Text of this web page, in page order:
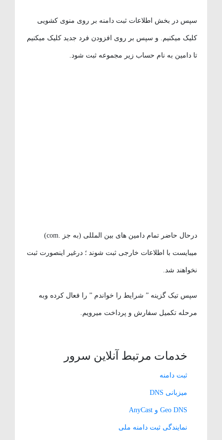
سپس در بخش اطلاعات ثبت دامنه بر روی منوی کشویی
کلیک میکنیم. و سپس بر روی افزودن فرد جدید کلیک میکنیم
تا دامین به نام حساب زیر مجموعه ثبت شود.
درحال حاضر تمام دامین های بین المللی (به جز .com)
میبایست با اطلاعات خارجی ثبت شوند ؛ درغیر اینصورت ثبت
نخواهند شد.
سپس تیک گزینه ” شرایط را خواندم ” را فعال کرده وبه
مرحله تکمیل سفارش و پرداخت میرویم.
خدمات مرتبط آنلاین سرور
ثبت دامنه
میزبانی DNS
Geo DNS و AnyCast
نمایندگی ثبت دامنه ملی